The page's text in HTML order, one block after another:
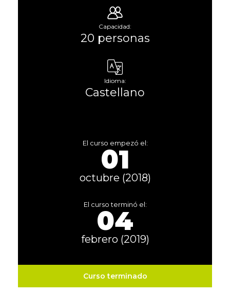
Capacidad:
20 personas
Idioma:
Castellano
El curso empezó el:
01
octubre (2018)
El curso terminó el:
04
febrero (2019)
Curso terminado